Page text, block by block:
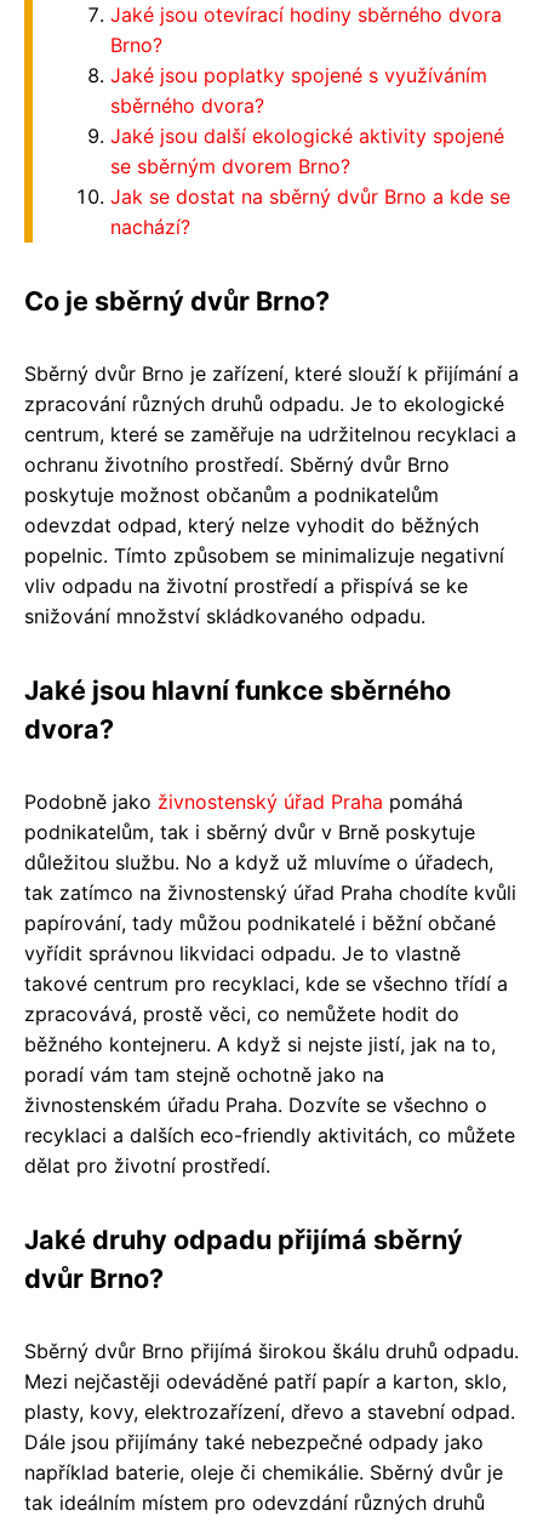
Jaké jsou otevírací hodiny sběrného dvora
Brno?
Jaké jsou poplatky spojené s využíváním
sběrného dvora?
Jaké jsou další ekologické aktivity spojené
se sběrným dvorem Brno?
Jak se dostat na sběrný dvůr Brno a kde se
nachází?
Co je sběrný dvůr Brno?
Sběrný dvůr Brno je zařízení, které slouží k přijímání a
zpracování různých druhů odpadu. Je to ekologické
centrum, které se zaměřuje na udržitelnou recyklaci a
ochranu životního prostředí. Sběrný dvůr Brno
poskytuje možnost občanům a podnikatelům
odevzdat odpad, který nelze vyhodit do běžných
popelnic. Tímto způsobem se minimalizuje negativní
vliv odpadu na životní prostředí a přispívá se ke
snižování množství skládkovaného odpadu.
Jaké jsou hlavní funkce sběrného
dvora?
Podobně jako živnostenský úřad Praha pomáhá
podnikatelům, tak i sběrný dvůr v Brně poskytuje
důležitou službu. No a když už mluvíme o úřadech,
tak zatímco na živnostenský úřad Praha chodíte kvůli
papírování, tady můžou podnikatelé i běžní občané
vyřídit správnou likvidaci odpadu. Je to vlastně
takové centrum pro recyklaci, kde se všechno třídí a
zpracovává, prostě věci, co nemůžete hodit do
běžného kontejneru. A když si nejste jistí, jak na to,
poradí vám tam stejně ochotně jako na
živnostenském úřadu Praha. Dozvíte se všechno o
recyklaci a dalších eco-friendly aktivitách, co můžete
dělat pro životní prostředí.
Jaké druhy odpadu přijímá sběrný
dvůr Brno?
Sběrný dvůr Brno přijímá širokou škálu druhů odpadu.
Mezi nejčastěji odeváděné patří papír a karton, sklo,
plasty, kovy, elektrozařízení, dřevo a stavební odpad.
Dále jsou přijímány také nebezpečné odpady jako
například baterie, oleje či chemikálie. Sběrný dvůr je
tak ideálním místem pro odevzdání různých druhů